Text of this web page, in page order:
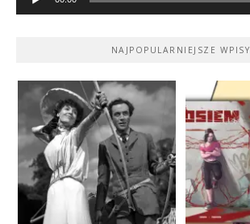
NAJPOPULARNIEJSZE WPISY